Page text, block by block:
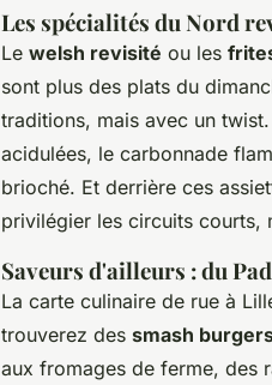
Les spécialités du Nord
Le welsh revisité ou les
sont plus des plats du
traditions, mais avec un
acidulées, le carbonnade
brioché. Et derrière ces
privilégier les circuits courts,
Saveurs d'ailleurs : du
La carte culinaire de rue à
trouverez des smash
aux fromages de ferme, des